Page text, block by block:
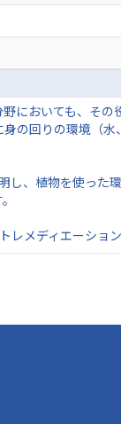
においても、その
の回りの環境（
、植物を使っ
レメディエーショ